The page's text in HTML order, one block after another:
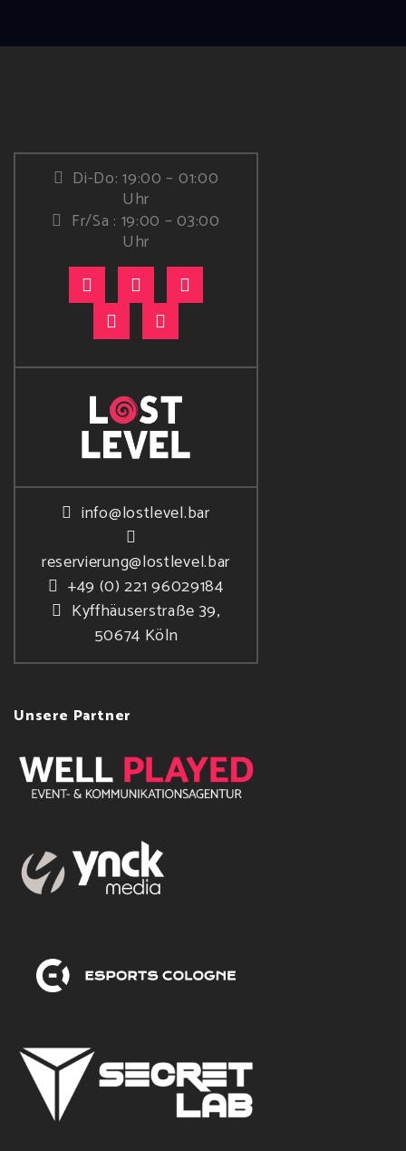
Di-Do: 19:00 – 01:00
Uhr
Fr/Sa : 19:00 – 03:00
Uhr
info@lostlevel.bar
reservierung@lostlevel.bar
+49 (0) 221 96029184
Kyffhäuserstraße 39,
50674 Köln
Unsere Partner